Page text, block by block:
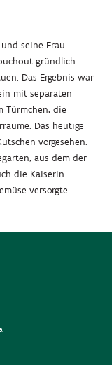
seine Frau
gründlich
Das Ergebnis war
mit separaten
Türmchen, die
Das heutige
vorgesehen.
aus dem der
die Kaiserin
versorgte